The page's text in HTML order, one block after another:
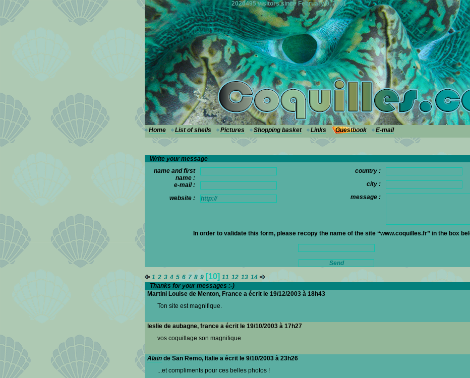
--- 2020495 visitors since February 9, 2001
Home List of shells Pictures Shopping basket Links Guestbook E-mail
Write your message
name and first
name :
e-mail :
website :
country :
city :
message :
In order to validate this form, please recopy the name of the site “www.coquilles.fr” in the box
1 2 3 4 5 6 7 8 9 [10] 11 12 13 14
Thanks for your messages :-)
Martini Louise de Menton, France a écrit le 19/12/2003 à 18h43
Ton site est magnifique.
leslie de aubagne, france a écrit le 19/10/2003 à 17h27
vos coquillage son magnifique
Alain de San Remo, Italie a écrit le 9/10/2003 à 23h26
...et compliments pour ces belles photos !